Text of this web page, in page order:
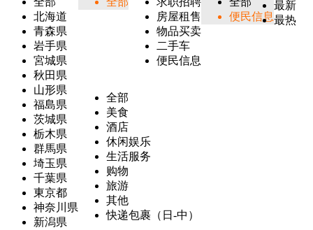
北海道
青森県
岩手県
宮城県
秋田県
山形県
福島県
茨城県
栃木県
群馬県
埼玉県
千葉県
東京都
神奈川県
新潟県
房屋租售
物品买卖
二手车
便民信息
便民信息
全部
美食
酒店
休闲娱乐
生活服务
购物
旅游
其他
快递包裹（日-中）
最新
最热